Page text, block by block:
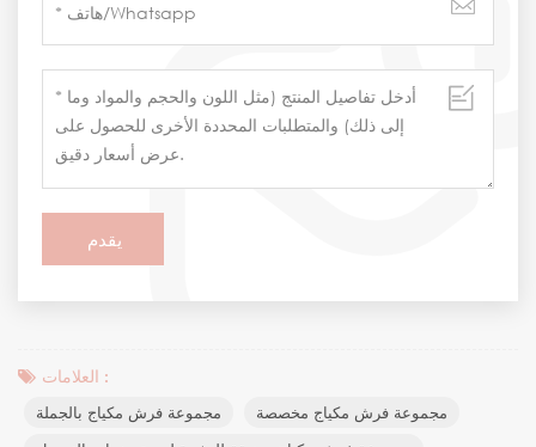
العلامات :
مجموعة فرش مكياج بالجملة
مجموعة فرش مكياج مخصصة